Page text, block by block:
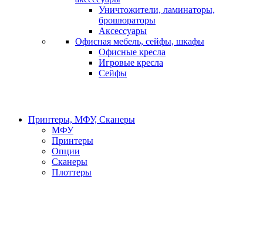
Уничтожители, ламинаторы,
брошюраторы
Аксессуары
Офисная мебель, сейфы, шкафы
Офисные кресла
Игровые кресла
Сейфы
Принтеры, МФУ, Сканеры
МФУ
Принтеры
Опции
Сканеры
Плоттеры